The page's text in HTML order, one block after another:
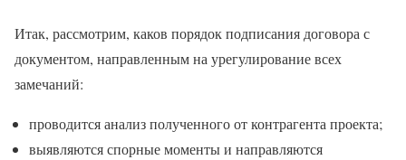
Итак, рассмотрим, каков порядок подписания договора с
документом, направленным на урегулирование всех
замечаний:
проводится анализ полученного от контрагента проекта;
выявляются спорные моменты и направляются